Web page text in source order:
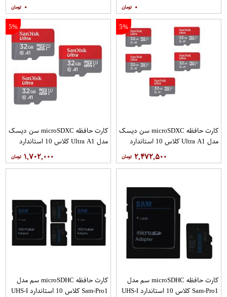
۰
512 گیگابایت
۰
5%
کارت حافظه microSDXC سن دیسک
مدل Ultra A1 کلاس 10 استاندارد
UHS-I سرعت 120MBps ظرفیت 32
گیگابایت بسته 5 عددی
۲,۴۷۲,۵۰۰
5%
کارت حافظه microSDXC سن دیسک
مدل Ultra A1 کلاس 10 استاندارد
UHS-I سرعت 120MBps ظرفیت 32
گیگابایت بسته 3 عددی
۱,۷۰۲,۰۰۰
کارت حافظه microSDHC سم مدل
Sam-Pro1 کلاس 10 استاندارد UHS-I
کارت حافظه microSDHC سم مدل
Sam-Pro1 کلاس 10 استاندارد UHS-I